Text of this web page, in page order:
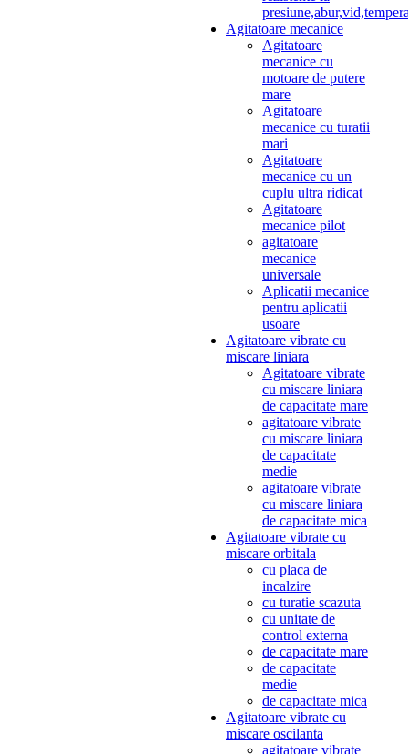
Agitatoare mecanice
Agitatoare
mecanice cu
motoare de putere
mare
Agitatoare
mecanice cu turatii
mari
Agitatoare
mecanice cu un
cuplu ultra ridicat
Agitatoare
mecanice pilot
agitatoare
mecanice
universale
Aplicatii mecanice
pentru aplicatii
usoare
Agitatoare vibrate cu
miscare liniara
Agitatoare vibrate
cu miscare liniara
de capacitate mare
agitatoare vibrate
cu miscare liniara
de capacitate
medie
agitatoare vibrate
cu miscare liniara
de capacitate mica
Agitatoare vibrate cu
miscare orbitala
cu placa de
incalzire
cu turatie scazuta
cu unitate de
control externa
de capacitate mare
de capacitate
medie
de capacitate mica
Agitatoare vibrate cu
miscare oscilanta
agitatoare vibrate